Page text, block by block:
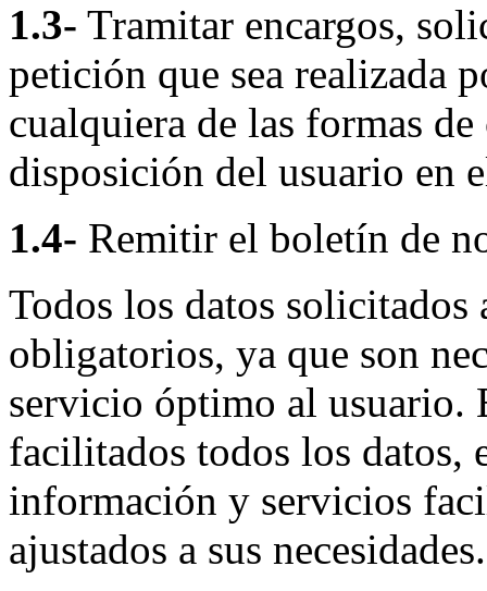
1.3- Tramitar encargos,
petición que sea realizada
cualquiera de las formas
disposición del usuario en
1.4- Remitir el boletín de
Todos los datos
obligatorios, ya que son
servicio óptimo al usuario.
facilitados todos los datos,
información y servicios
ajustados a sus necesidades.